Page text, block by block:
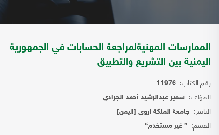
الممارسات المهنيةلمراجعة الحسابات في الجمهورية
اليمنية بين التشريع والتطبيق
رقم الكتاب: 11976
المؤلف: سمير عبدالرشيد أحمد الجرادي
الناشر: جامعة الملكة اروى [اليمن]
القسم: { غير مستخدم}